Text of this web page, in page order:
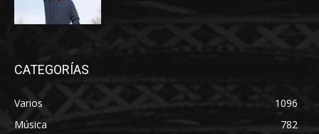
CATEGORÍAS
Varios
1096
Música
782